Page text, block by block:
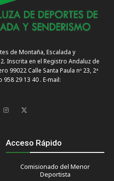
de Montaña, Escalada y
Inscrita en el Registro Andaluz de
99022 Calle Santa Paula nº 23, 2ª
958 29 13 40 . E-mail:
Acceso Rápido
Comisionado del Menor
Deportista